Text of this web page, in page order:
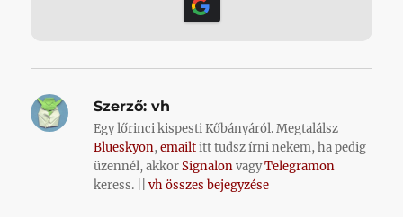
Szerző: vh
Egy lőrinci kispesti Kőbányáról. Megtalálsz
Blueskyon,emailtitt tudsz írni nekem, ha pedig
üzennél, akkorSignalonvagyTelegramon
keress. ||vh összes bejegyzése